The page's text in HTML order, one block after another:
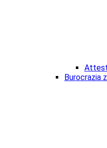
Burocrazia